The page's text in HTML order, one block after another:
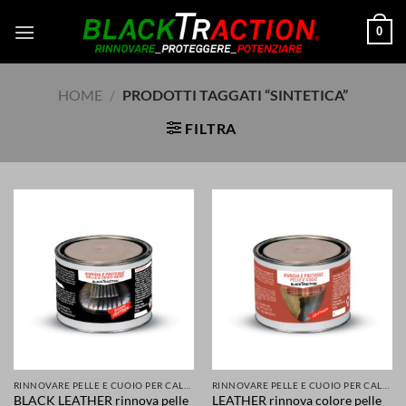
0
HOME / PRODOTTI TAGGATI “SINTETICA”
FILTRA
BLACK LEATHER rinnova pelle
LEATHER rinnova colore pelle